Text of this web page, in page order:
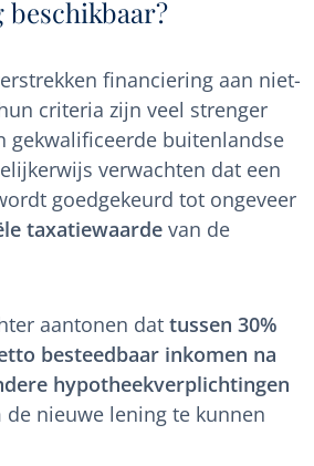
financiering aan niet-
criteria zijn veel strenger
gekwalificeerde buitenlandse
verwachten dat een
goedgekeurd tot ongeveer
taxatiewaarde van de
aantonen dat tussen 30%
besteedbaar inkomen na
hypotheekverplichtingen
nieuwe lening te kunnen